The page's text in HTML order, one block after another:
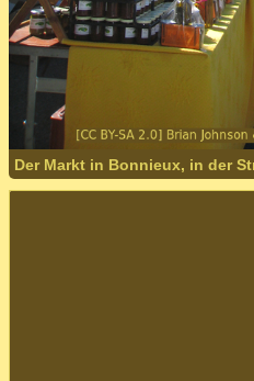
Der Markt in Bonnieux, in der